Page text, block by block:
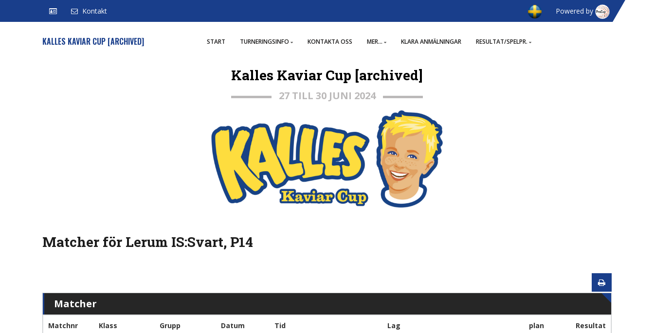
Kontakt Powered by
KALLES KAVIAR CUP [ARCHIVED] START TURNERINGSINFO KONTAKTA OSS MER... KLARA ANMÄLNINGAR RESULTAT/SPELPR.
Kalles Kaviar Cup [archived]
27 TILL 30 JUNI 2024
Matcher för Lerum IS:Svart, P14
Matcher
Matchnr Klass Grupp Datum Tid Lag plan Resultat